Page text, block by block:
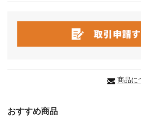
商品に
おすすめ商品